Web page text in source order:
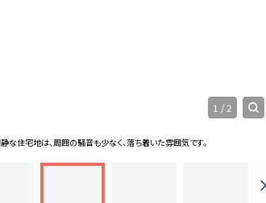
な住宅地は、周囲の騒音も少なく、落ち着いた雰囲気です。
1 / 2